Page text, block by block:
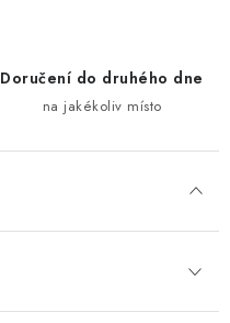
Doručení do druhého dne
na jakékoliv místo